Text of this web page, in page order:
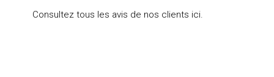
Consultez tous les avis de nos clients ici.